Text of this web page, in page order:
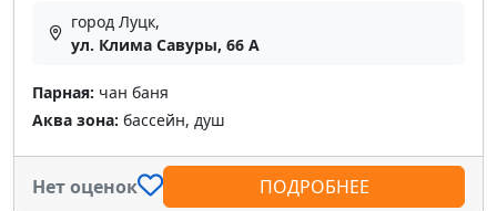
город Луцк,
ул. Клима Савуры, 66 А
Парная: чан баня
Аква зона: бассейн, душ
Нет оценок ПОДРОБНЕЕ